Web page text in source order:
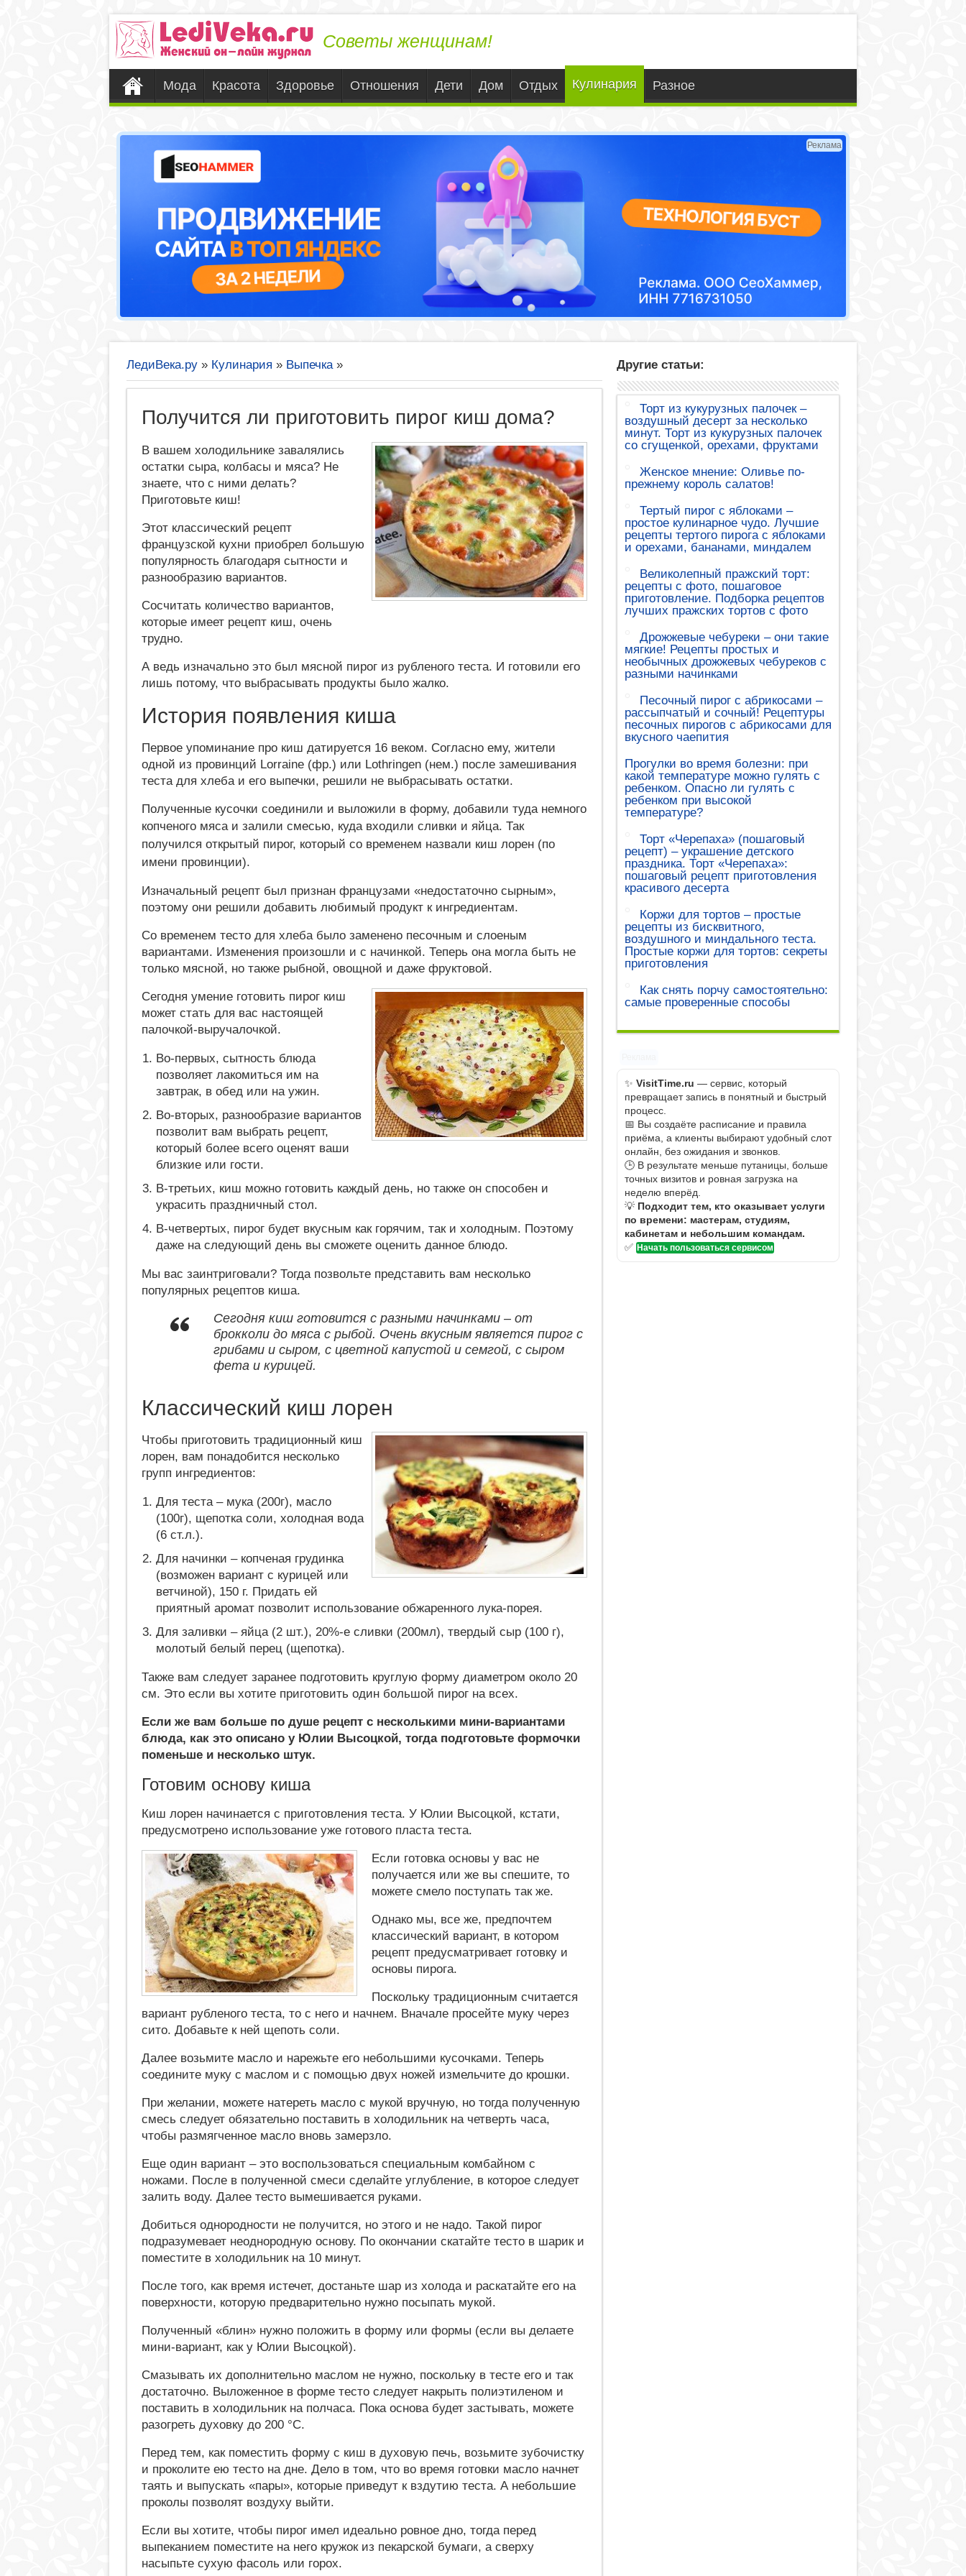
Советы женщинам!
Мода Красота Здоровье Отношения Дети Дом Отдых Кулинария Разное
Реклама
ЛедиВека.ру » Кулинария » Выпечка »
Получится ли приготовить пирог киш дома?
В вашем холодильнике завалялись
остатки сыра, колбасы и мяса? Не
знаете, что с ними делать?
Приготовьте киш!
Этот классический рецепт
французской кухни приобрел большую
популярность благодаря сытности и
разнообразию вариантов.
Сосчитать количество вариантов,
которые имеет рецепт киш, очень
трудно.
А ведь изначально это был мясной пирог из рубленого теста. И готовили его
лишь потому, что выбрасывать продукты было жалко.
История появления киша
Первое упоминание про киш датируется 16 веком. Согласно ему, жители
одной из провинций Lorraine (фр.) или Lothringen (нем.) после замешивания
теста для хлеба и его выпечки, решили не выбрасывать остатки.
Полученные кусочки соединили и выложили в форму, добавили туда немного
копченого мяса и залили смесью, куда входили сливки и яйца. Так
получился открытый пирог, который со временем назвали киш лорен (по
имени провинции).
Изначальный рецепт был признан французами «недостаточно сырным»,
поэтому они решили добавить любимый продукт к ингредиентам.
Со временем тесто для хлеба было заменено песочным и слоеным
вариантами. Изменения произошли и с начинкой. Теперь она могла быть не
только мясной, но также рыбной, овощной и даже фруктовой.
Сегодня умение готовить пирог киш
может стать для вас настоящей
палочкой-выручалочкой.
Во-первых, сытность блюда
позволяет лакомиться им на
завтрак, в обед или на ужин.
Во-вторых, разнообразие вариантов
позволит вам выбрать рецепт,
который более всего оценят ваши
близкие или гости.
В-третьих, киш можно готовить каждый день, но также он способен и
украсить праздничный стол.
В-четвертых, пирог будет вкусным как горячим, так и холодным. Поэтому
даже на следующий день вы сможете оценить данное блюдо.
Мы вас заинтриговали? Тогда позвольте представить вам несколько
популярных рецептов киша.
Сегодня киш готовится с разными начинками – от
брокколи до мяса с рыбой. Очень вкусным является пирог с
грибами и сыром, с цветной капустой и семгой, с сыром
фета и курицей.
Классический киш лорен
Чтобы приготовить традиционный киш
лорен, вам понадобится несколько
групп ингредиентов:
Для теста – мука (200г), масло
(100г), щепотка соли, холодная вода
(6 ст.л.).
Для начинки – копченая грудинка
(возможен вариант с курицей или
ветчиной), 150 г. Придать ей
приятный аромат позволит использование обжаренного лука-порея.
Для заливки – яйца (2 шт.), 20%-е сливки (200мл), твердый сыр (100 г),
молотый белый перец (щепотка).
Также вам следует заранее подготовить круглую форму диаметром около 20
см. Это если вы хотите приготовить один большой пирог на всех.
Если же вам больше по душе рецепт с несколькими мини-вариантами
блюда, как это описано у Юлии Высоцкой, тогда подготовьте формочки
поменьше и несколько штук.
Готовим основу киша
Киш лорен начинается с приготовления теста. У Юлии Высоцкой, кстати,
предусмотрено использование уже готового пласта теста.
Если готовка основы у вас не
получается или же вы спешите, то
можете смело поступать так же.
Однако мы, все же, предпочтем
классический вариант, в котором
рецепт предусматривает готовку и
основы пирога.
Поскольку традиционным считается
вариант рубленого теста, то с него и начнем. Вначале просейте муку через
сито. Добавьте к ней щепоть соли.
Далее возьмите масло и нарежьте его небольшими кусочками. Теперь
соедините муку с маслом и с помощью двух ножей измельчите до крошки.
При желании, можете натереть масло с мукой вручную, но тогда полученную
смесь следует обязательно поставить в холодильник на четверть часа,
чтобы размягченное масло вновь замерзло.
Еще один вариант – это воспользоваться специальным комбайном с
ножами. После в полученной смеси сделайте углубление, в которое следует
залить воду. Далее тесто вымешивается руками.
Добиться однородности не получится, но этого и не надо. Такой пирог
подразумевает неоднородную основу. По окончании скатайте тесто в шарик и
поместите в холодильник на 10 минут.
После того, как время истечет, достаньте шар из холода и раскатайте его на
поверхности, которую предварительно нужно посыпать мукой.
Полученный «блин» нужно положить в форму или формы (если вы делаете
мини-вариант, как у Юлии Высоцкой).
Смазывать их дополнительно маслом не нужно, поскольку в тесте его и так
достаточно. Выложенное в форме тесто следует накрыть полиэтиленом и
поставить в холодильник на полчаса. Пока основа будет застывать, можете
разогреть духовку до 200 °С.
Перед тем, как поместить форму с киш в духовую печь, возьмите зубочистку
и проколите ею тесто на дне. Дело в том, что во время готовки масло начнет
таять и выпускать «пары», которые приведут к вздутию теста. А небольшие
проколы позволят воздуху выйти.
Если вы хотите, чтобы пирог имел идеально ровное дно, тогда перед
выпеканием поместите на него кружок из пекарской бумаги, а сверху
насыпьте сухую фасоль или горох.
Другие статьи:
Торт из кукурузных палочек –
воздушный десерт за несколько
минут. Торт из кукурузных палочек
со сгущенкой, орехами, фруктами
Женское мнение: Оливье по-
прежнему король салатов!
Тертый пирог с яблоками –
простое кулинарное чудо. Лучшие
рецепты тертого пирога с яблоками
и орехами, бананами, миндалем
Великолепный пражский торт:
рецепты с фото, пошаговое
приготовление. Подборка рецептов
лучших пражских тортов с фото
Дрожжевые чебуреки – они такие
мягкие! Рецепты простых и
необычных дрожжевых чебуреков с
разными начинками
Песочный пирог с абрикосами –
рассыпчатый и сочный! Рецептуры
песочных пирогов с абрикосами для
вкусного чаепития
Прогулки во время болезни: при
какой температуре можно гулять с
ребенком. Опасно ли гулять с
ребенком при высокой
температуре?
Торт «Черепаха» (пошаговый
рецепт) – украшение детского
праздника. Торт «Черепаха»:
пошаговый рецепт приготовления
красивого десерта
Коржи для тортов – простые
рецепты из бисквитного,
воздушного и миндального теста.
Простые коржи для тортов: секреты
приготовления
Как снять порчу самостоятельно:
самые проверенные способы
✨ VisitTime.ru — сервис, который
превращает запись в понятный и быстрый
процесс.
📅 Вы создаёте расписание и правила
приёма, а клиенты выбирают удобный слот
онлайн, без ожидания и звонков.
🕒 В результате меньше путаницы, больше
точных визитов и ровная загрузка на
неделю вперёд.
💡 Подходит тем, кто оказывает услуги
по времени: мастерам, студиям,
кабинетам и небольшим командам.
✅ Начать пользоваться сервисом